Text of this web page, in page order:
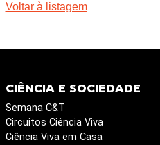
Voltar à listagem
CIÊNCIA E SOCIEDADE
Semana C&T
Circuitos Ciência Viva
Ciência Viva em Casa